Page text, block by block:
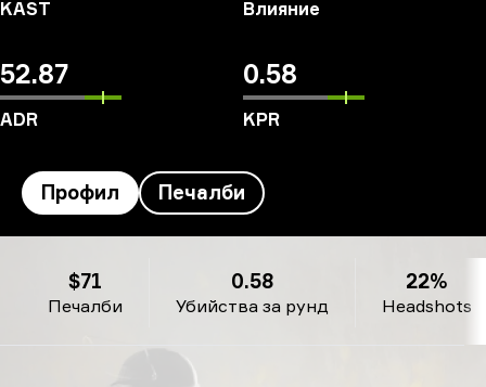
KAST Влияние
52.87
ADR
0.58
KPR
Профил Печалби
Печалби
$71
Убийства за рунд
0.58
Headshots
22%